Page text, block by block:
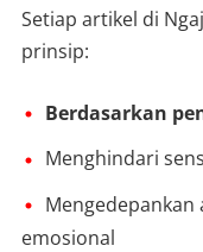
Setiap artikel di
prinsip:
Berdasarkan
Menghindari
emosional